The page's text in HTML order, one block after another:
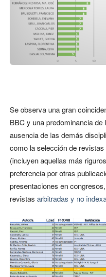
Se observa una gran
BBC y una predominancia
ausencia de las demás
como la selección de
(incluyen aquellas más
preferencia por otras
presentaciones en
revistas arbitradas y no